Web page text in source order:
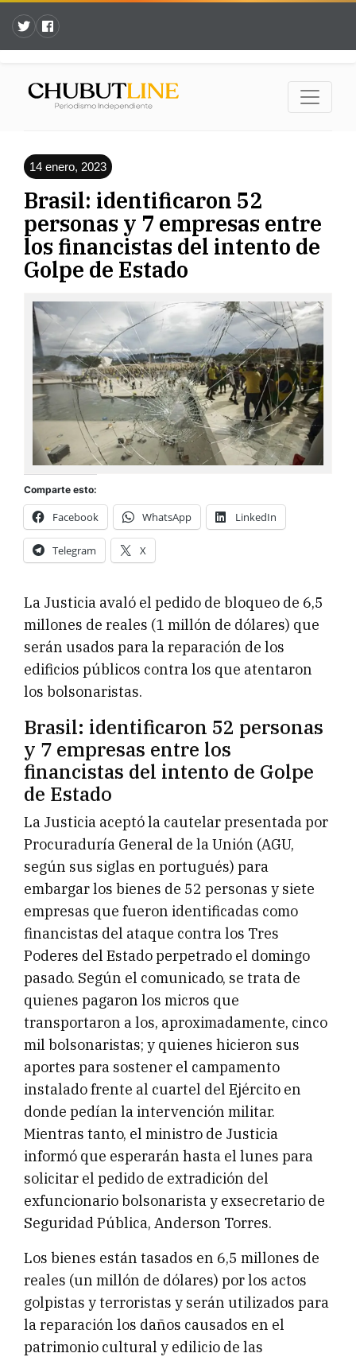
14 enero, 2023
Brasil: identificaron 52
personas y 7 empresas entre
los financistas del intento de
Golpe de Estado
Comparte esto:
Facebook WhatsApp LinkedIn
Telegram X
La Justicia avaló el pedido de bloqueo de 6,5
millones de reales (1 millón de dólares) que
serán usados para la reparación de los
edificios públicos contra los que atentaron
los bolsonaristas.
Brasil: identificaron 52 personas
y 7 empresas entre los
financistas del intento de Golpe
de Estado
La Justicia aceptó la cautelar presentada por
Procuraduría General de la Unión (AGU,
según sus siglas en portugués) para
embargar los bienes de 52 personas y siete
empresas que fueron identificadas como
financistas del ataque contra los Tres
Poderes del Estado perpetrado el domingo
pasado. Según el comunicado, se trata de
quienes pagaron los micros que
transportaron a los, aproximadamente, cinco
mil bolsonaristas; y quienes hicieron sus
aportes para sostener el campamento
instalado frente al cuartel del Ejército en
donde pedían la intervención militar.
Mientras tanto, el ministro de Justicia
informó que esperarán hasta el lunes para
solicitar el pedido de extradición del
exfuncionario bolsonarista y exsecretario de
Seguridad Pública, Anderson Torres.
Los bienes están tasados en 6,5 millones de
reales (un millón de dólares) por los actos
golpistas y terroristas y serán utilizados para
la reparación los daños causados en el
patrimonio cultural y edilicio de las